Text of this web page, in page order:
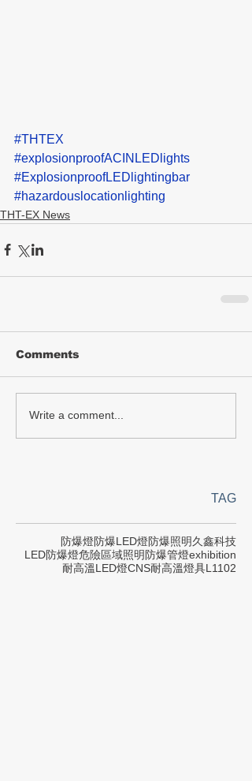
#THTEX
#explosionproofACINLEDlights
#ExplosionproofLEDlightingbar
#hazardouslocationlighting
THT-EX News
Comments
Write a comment...
TAG
防爆燈防爆LED燈防爆照明久鑫科技
LED防爆燈危險區域照明防爆管燈exhibition
耐高溫LED燈CNS耐高溫燈具L1102